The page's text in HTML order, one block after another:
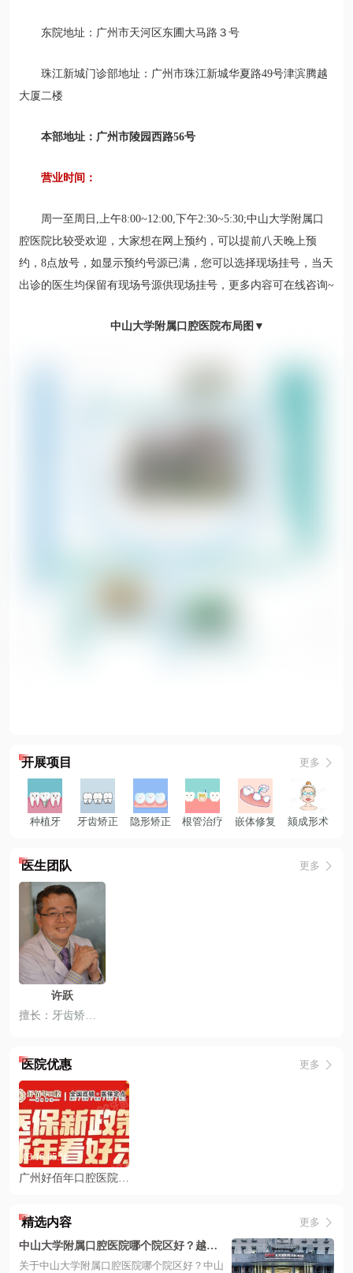
东院地址：广州市天河区东圃大马路３号
珠江新城门诊部地址：广州市珠江新城华夏路49号津滨腾越
大厦二楼
本部地址：广州市陵园西路56号
营业时间：
周一至周日,上午8:00~12:00,下午2:30~5:30;中山大学附属口
腔医院比较受欢迎，大家想在网上预约，可以提前八天晚上预
约，8点放号，如显示预约号源已满，您可以选择现场挂号，当天
出诊的医生均保留有现场号源供现场挂号，更多内容可在线咨询~
中山大学附属口腔医院布局图▼
开展项目 更多
种植牙 牙齿矫正 隐形矫正 根管治疗 嵌体修复 颏成形术
医生团队 更多
许跃
擅长： 牙齿矫正
医院优惠 更多
03.16-05.16
广州好佰年口腔医院种植牙集采价格便宜：单颗3980|半口1.6万起…
精选内容 更多
中山大学附属口腔医院哪个院区好？越秀/
天河等4家分院都好！看地址/预约
关于中山大学附属口腔医院哪个院区好？中山